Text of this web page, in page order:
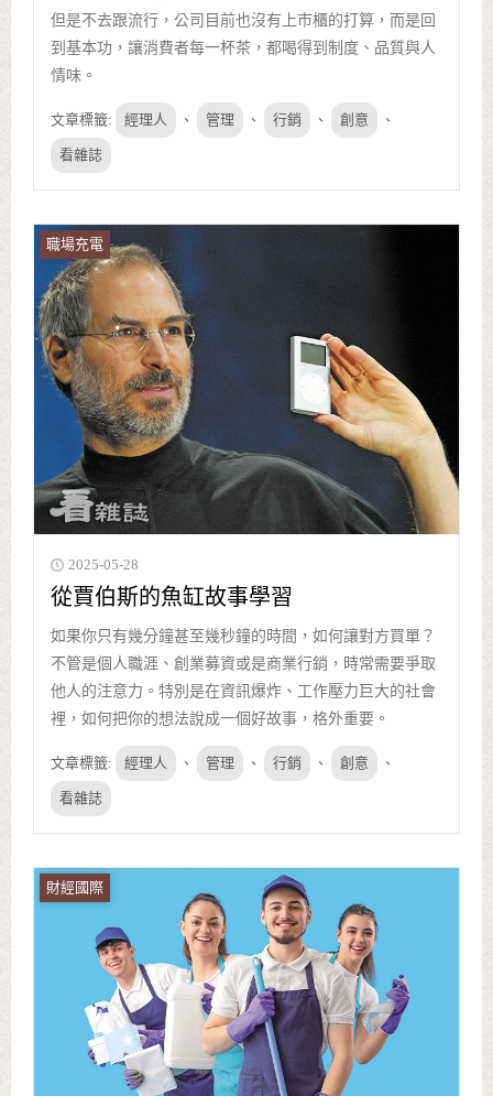
但是不去跟流行，公司目前也沒有上市櫃的打算，而是回
到基本功，讓消費者每一杯茶，都喝得到制度、品質與人
情味。
文章標籤: 經理人 、 管理 、 行銷 、 創意 、
看雜誌
職場充電
2025-05-28
從賈伯斯的魚缸故事學習
如果你只有幾分鐘甚至幾秒鐘的時間，如何讓對方買單？
不管是個人職涯、創業募資或是商業行銷，時常需要爭取
他人的注意力。特別是在資訊爆炸、工作壓力巨大的社會
裡，如何把你的想法說成一個好故事，格外重要。
文章標籤: 經理人 、 管理 、 行銷 、 創意 、
看雜誌
財經國際